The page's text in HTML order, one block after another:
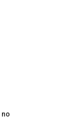
no